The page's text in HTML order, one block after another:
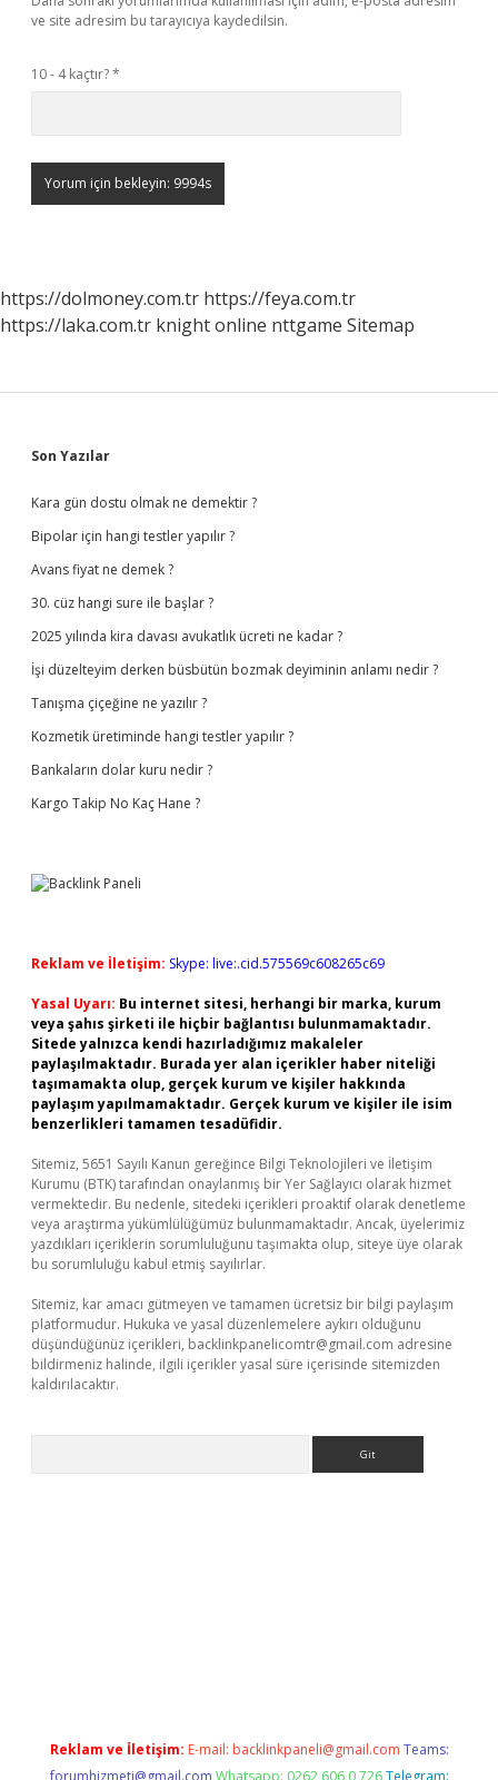
ve site adresim bu tarayıcıya kaydedilsin.
10 - 4 kaçtır?*
https://dolmoney.com.tr https://feya.com.tr
https://laka.com.tr knight online nttgame Sitemap
Sidebar
Son Yazılar
Kara gün dostu olmak ne demektir ?
Bipolar için hangi testler yapılır ?
Avans fiyat ne demek ?
30. cüz hangi sure ile başlar ?
2025 yılında kira davası avukatlık ücreti ne kadar ?
İşi düzelteyim derken büsbütün bozmak deyiminin anlamı nedir ?
Tanışma çiçeğine ne yazılır ?
Kozmetik üretiminde hangi testler yapılır ?
Bankaların dolar kuru nedir ?
Kargo Takip No Kaç Hane ?
Reklam ve İletişim: Skype: live:.cid.575569c608265c69
Yasal Uyarı: Bu internet sitesi, herhangi bir marka, kurum
veya şahıs şirketi ile hiçbir bağlantısı bulunmamaktadır.
Sitede yalnızca kendi hazırladığımız makaleler
paylaşılmaktadır. Burada yer alan içerikler haber niteliği
taşımamakta olup, gerçek kurum ve kişiler hakkında
paylaşım yapılmamaktadır. Gerçek kurum ve kişiler ile isim
benzerlikleri tamamen tesadüfidir.
Sitemiz, 5651 Sayılı Kanun gereğince Bilgi Teknolojileri ve İletişim
Kurumu (BTK) tarafından onaylanmış bir Yer Sağlayıcı olarak hizmet
vermektedir. Bu nedenle, sitedeki içerikleri proaktif olarak denetleme
veya araştırma yükümlülüğümüz bulunmamaktadır. Ancak, üyelerimiz
yazdıkları içeriklerin sorumluluğunu taşımakta olup, siteye üye olarak
bu sorumluluğu kabul etmiş sayılırlar.
Sitemiz, kar amacı gütmeyen ve tamamen ücretsiz bir bilgi paylaşım
platformudur. Hukuka ve yasal düzenlemelere aykırı olduğunu
düşündüğünüz içerikleri, backlinkpanelicomtr@gmail.com adresine
bildirmeniz halinde, ilgili içerikler yasal süre içerisinde sitemizden
kaldırılacaktır.
Reklam ve İletişim: E-mail: backlinkpaneli@gmail.com Teams:
forumhizmeti@gmail.com Whatsapp: 0262 606 0 726 Telegram: